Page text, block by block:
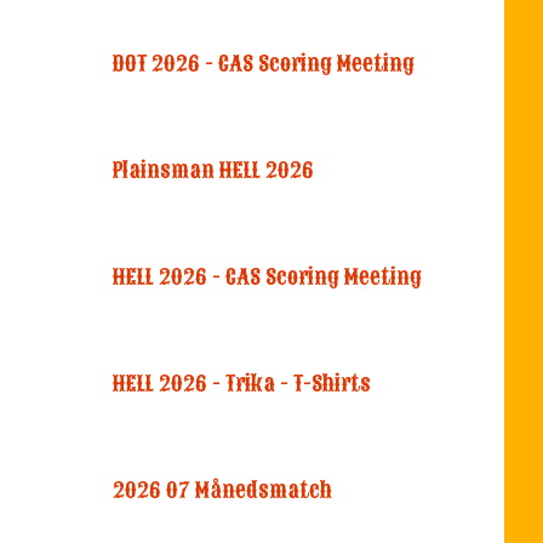
DOT 2026 - CAS Scoring Meeting
Plainsman HELL 2026
HELL 2026 - CAS Scoring Meeting
HELL 2026 - Trika - T-Shirts
2026 07 Månedsmatch